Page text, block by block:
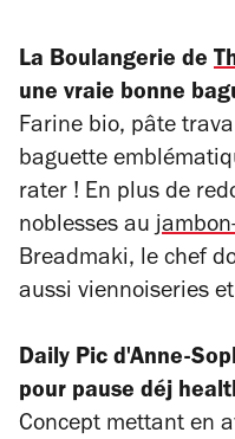
La Boulangerie de
une vraie bonne
Farine bio, pâte
baguette
rater ! En plus de
noblesses au
Breadmaki, le chef
aussi viennoiseries
Daily Pic d'Anne-
pour pause déj
Concept mettant en